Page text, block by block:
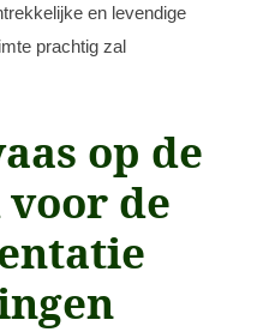
en levendige
prachtig zal
op de
de